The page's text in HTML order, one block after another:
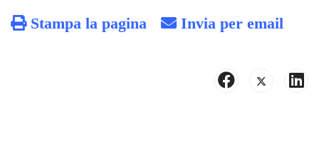
Stampa la pagina Invia per email